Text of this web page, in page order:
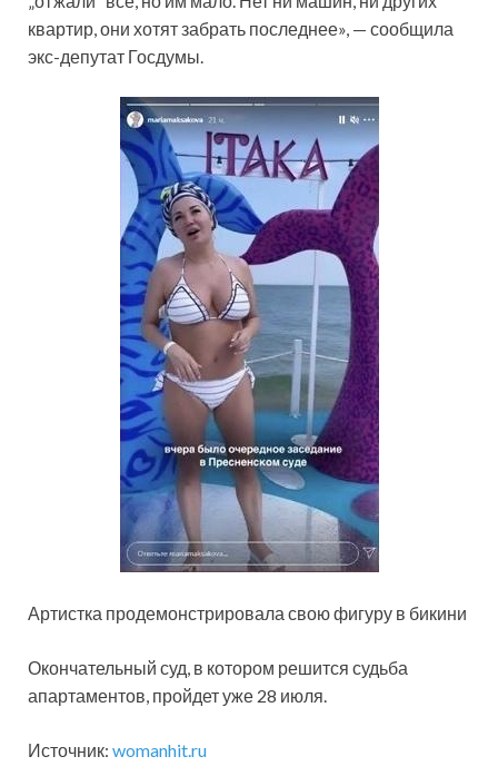
квартир, они хотят забрать последнее», — сообщила
экс-депутат Госдумы.
Артистка продемонстрировала свою фигуру в бикини
Окончательный суд, в котором решится судьба
апартаментов, пройдет уже 28 июля.
Источник: womanhit.ru